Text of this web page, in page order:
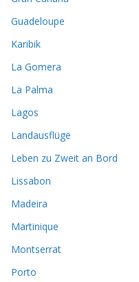
Guadeloupe
Karibik
La Gomera
La Palma
Lagos
Landausflüge
Leben zu Zweit an Bord
Lissabon
Madeira
Martinique
Montserrat
Porto